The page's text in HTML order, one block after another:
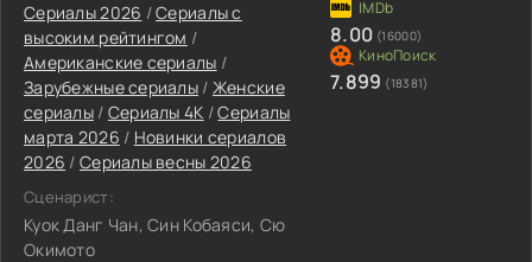
Сериалы 2026 /Сериалы с
высоким рейтингом /
Американские сериалы /
Зарубежные сериалы / Женские
сериалы/ Сериалы 4K /Сериалы
марта 2026 / Новинки сериалов
2026 / Сериалы весны 2026
Сценарист:
Куок Данг Чан, Син Кобаяси, Сю
Окимото
8.00 (16000)
7.899 (18381)